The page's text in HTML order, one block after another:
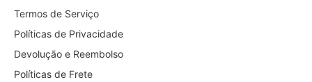
Termos de Serviço
Políticas de Privacidade
Devolução e Reembolso
Políticas de Frete